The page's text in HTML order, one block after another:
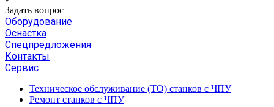
Задать вопрос
Оборудование
Оснастка
Спецпредложения
Контакты
Сервис
Техническое обслуживание (ТО) станков с ЧПУ
Ремонт станков с ЧПУ